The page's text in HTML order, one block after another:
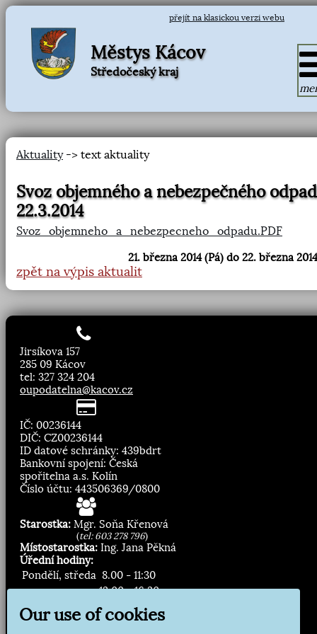
přejít na klasickou verzi webu
Městys Kácov
Středočeský kraj
Aktuality-> text aktuality
Svoz objemného a nebezpečného
22.3.2014
Svoz_objemneho_a_nebezpecneho_odpadu.PDF
21. března 2014 (Pá) do 22. března
zpět na výpis aktualit
Jirsíkova 157
285 09 Kácov
tel: 327 324 204
oupodatelna@kacov.cz
IČ: 00236144
DIČ: CZ00236144
ID datové schránky: 439bdrt
Bankovní spojení: Česká
spořitelna a.s. Kolín
Číslo účtu: 443506369/0800
Starostka: Mgr. Soňa Křenová
(tel: 603 278 796)
Místostarostka: Ing. Jana Pěkná
Úřední hodiny:
Pondělí, středa 8.00 - 11:30
13:00 - 16:30
Our use of cookies